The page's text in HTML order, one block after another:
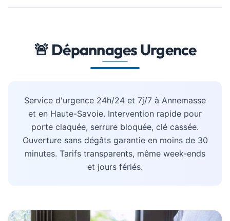
🚨 Dépannages Urgence
Service d'urgence 24h/24 et 7j/7 à Annemasse
et en Haute-Savoie. Intervention rapide pour
porte claquée, serrure bloquée, clé cassée.
Ouverture sans dégâts garantie en moins de 30
minutes. Tarifs transparents, même week-ends
et jours fériés.